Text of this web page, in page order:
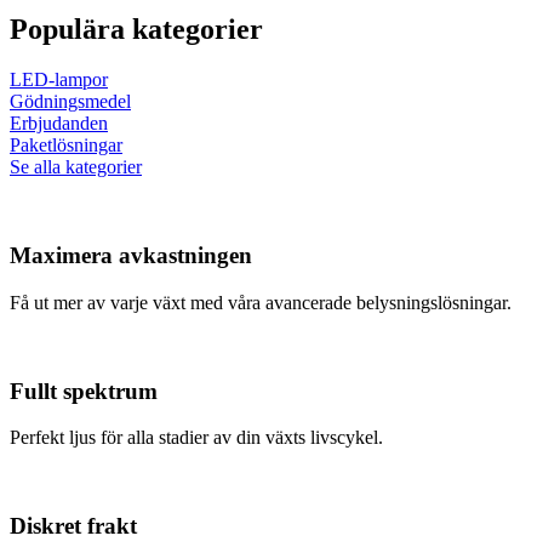
Populära kategorier
LED-lampor
Gödningsmedel
Erbjudanden
Paketlösningar
Se alla kategorier
Maximera avkastningen
Få ut mer av varje växt med våra avancerade belysningslösningar.
Fullt spektrum
Perfekt ljus för alla stadier av din växts livscykel.
Diskret frakt